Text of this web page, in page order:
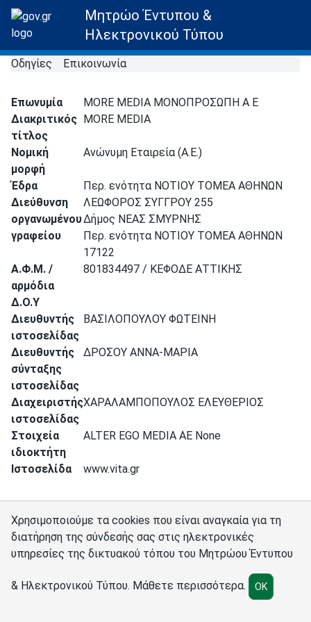
Μητρώο Έντυπου &
Ηλεκτρονικού Τύπου
Οδηγίες Επικοινωνία
Επωνυμία
MORE MEDIA ΜΟΝΟΠΡΟΣΩΠΗ Α Ε
Διακριτικός
τίτλος
MORE MEDIA
Νομική
μορφή
Ανώνυμη Εταιρεία (Α.Ε.)
Έδρα
Περ. ενότητα ΝΟΤΙΟΥ ΤΟΜΕΑ ΑΘΗΝΩΝ
Διεύθυνση
οργανωμένου
γραφείου
ΛΕΩΦΟΡΟΣ ΣΥΓΓΡΟΥ 255
Δήμος ΝΕΑΣ ΣΜΥΡΝΗΣ
Περ. ενότητα ΝΟΤΙΟΥ ΤΟΜΕΑ ΑΘΗΝΩΝ
17122
Α.Φ.Μ. /
αρμόδια
Δ.Ο.Υ
801834497 / ΚΕΦΟΔΕ ΑΤΤΙΚΗΣ
Διευθυντής
ιστοσελίδας
ΒΑΣΙΛΟΠΟΥΛΟΥ ΦΩΤΕΙΝΗ
Διευθυντής
σύνταξης
ιστοσελίδας
ΔΡΟΣΟΥ ΑΝΝΑ-ΜΑΡΙΑ
Διαχειριστής
ιστοσελίδας
ΧΑΡΑΛΑΜΠΟΠΟΥΛΟΣ ΕΛΕΥΘΕΡΙΟΣ
Στοιχεία
ιδιοκτήτη
ALTER EGO MEDIA AE None
Ιστοσελίδα www.vita.gr
Ρυθμίσεις cookies
Χρησιμοποιούμε τα cookies που είναι αναγκαία για τη
διατήρηση της σύνδεσής σας στις ηλεκτρονικές
υπηρεσίες της δικτυακού τόπου του Μητρώου Έντυπου
& Ηλεκτρονικού Τύπου. Μάθετε περισσότερα. OK